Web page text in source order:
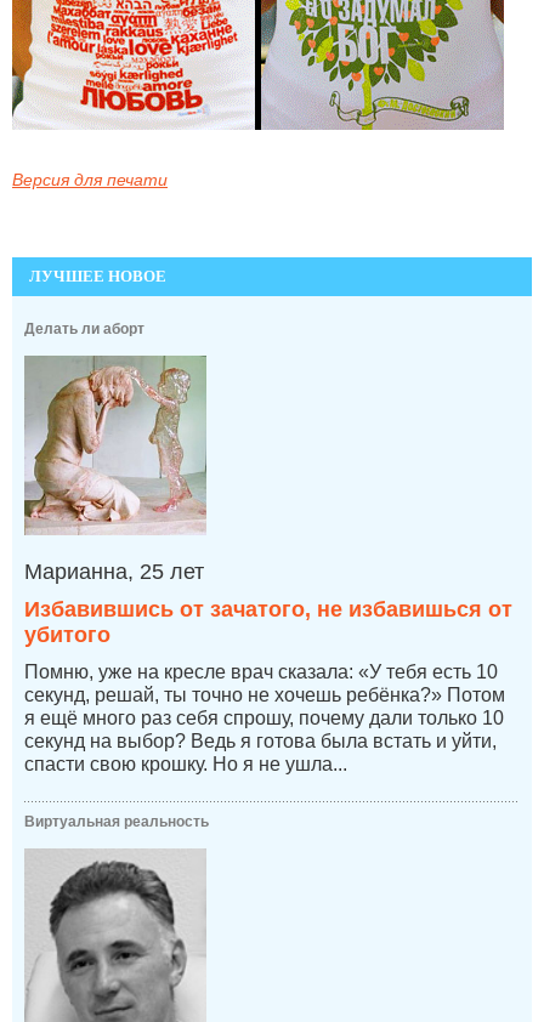
Версия для печати
ЛУЧШЕЕ НОВОЕ
Делать ли аборт
Марианна, 25 лет
Избавившись от зачатого, не избавишься от
убитого
Помню, уже на кресле врач сказала: «У тебя есть 10
секунд, решай, ты точно не хочешь ребёнка?» Потом
я ещё много раз себя спрошу, почему дали только 10
секунд на выбор? Ведь я готова была встать и уйти,
спасти свою крошку. Но я не ушла...
Виртуальная реальность